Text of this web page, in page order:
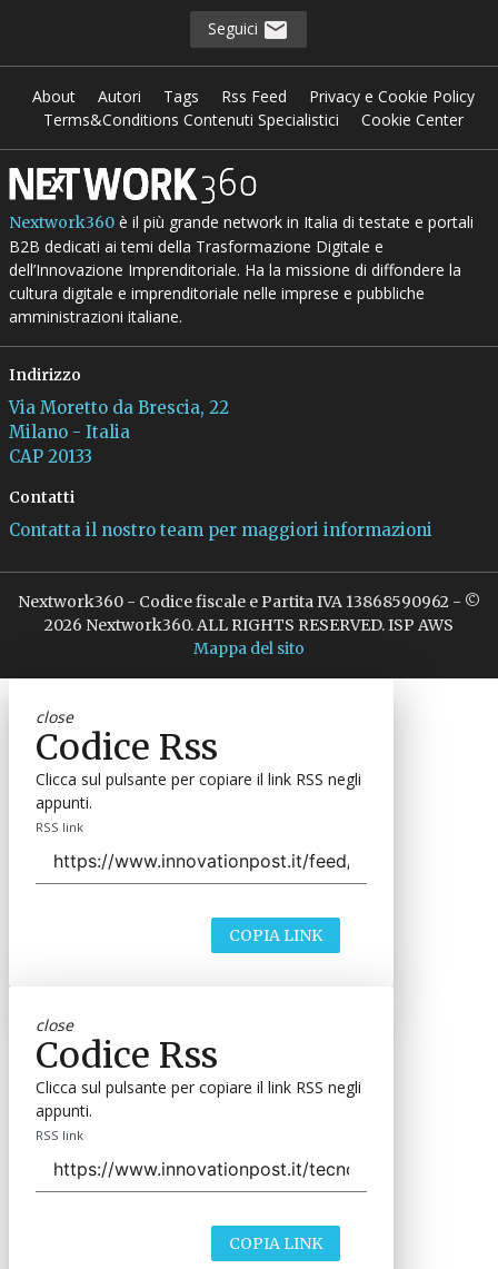
Seguici
About Autori Tags Rss Feed
Privacy e Cookie Policy
Terms&Conditions Contenuti Specialistici
Cookie Center
Nextwork360è il più grande network in Italia di testate e portali
B2B dedicati ai temi della Trasformazione Digitale e
dell’Innovazione Imprenditoriale. Ha la missione di diffondere la
cultura digitale e imprenditoriale nelle imprese e pubbliche
amministrazioni italiane.
Indirizzo
Via Moretto da Brescia, 22
Milano - Italia
CAP 20133
Contatti
Contatta il nostro team per maggiori informazioni
Nextwork360 - Codice fiscale e Partita IVA 13868590962 - ©
2026 Nextwork360. ALL RIGHTS RESERVED. ISP AWS
Mappa del sito
close
Codice Rss
Clicca sul pulsante per copiare il link RSS negli
appunti.
RSS link
COPIA LINK
close
Codice Rss
Clicca sul pulsante per copiare il link RSS negli
appunti.
RSS link
COPIA LINK